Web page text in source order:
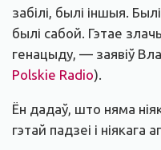
забілі, былі іншыя.
былі сабой. Гэтае
генацыду, — заявіў
Polskie Radio).
Ён дадаў, што няма
гэтай падзеі і ніякага